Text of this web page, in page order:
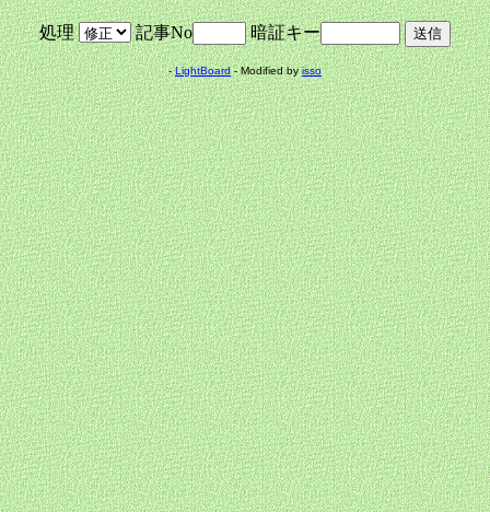
処理 記事No 暗証キー
-LightBoard- Modified byisso